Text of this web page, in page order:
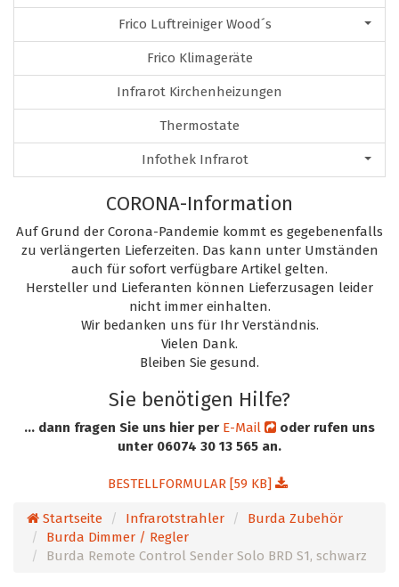
Frico Luftreiniger Wood´s
Frico Klimageräte
Infrarot Kirchenheizungen
Thermostate
Infothek Infrarot
CORONA-Information
Auf Grund der Corona-Pandemie kommt es gegebenenfalls
zu verlängerten Lieferzeiten. Das kann unter Umständen
auch für sofort verfügbare Artikel gelten.
Hersteller und Lieferanten können Lieferzusagen leider
nicht immer einhalten.
Wir bedanken uns für Ihr Verständnis.
Vielen Dank.
Bleiben Sie gesund.
Sie benötigen Hilfe?
... dann fragen Sie uns hier per E-Mail
oder rufen uns
unter 06074 30 13 565 an.
BESTELLFORMULAR [59 KB]
Startseite Infrarotstrahler
Burda Zubehör
Burda Dimmer / Regler
Burda Remote Control Sender Solo BRD S1, schwarz